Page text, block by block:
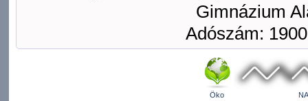
Gimnázium
Adószám:
Öko